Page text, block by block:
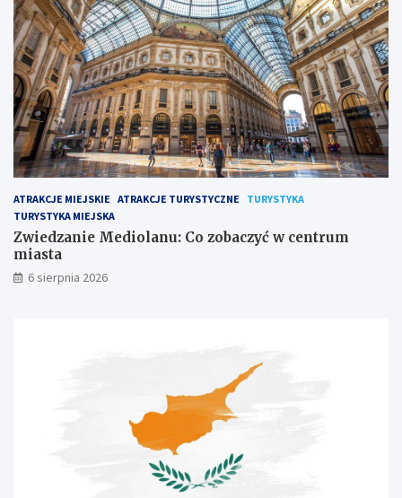
ATRAKCJE MIEJSKIE ATRAKCJE TURYSTYCZNE
TURYSTYKA
TURYSTYKA MIEJSKA
Zwiedzanie Mediolanu: Co zobaczyć w centrum
miasta
6 sierpnia 2026